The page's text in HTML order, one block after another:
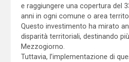
e raggiungere una copertura del
anni in ogni comune o area
Questo investimento ha mirato
disparità territoriali, destinando
Mezzogiorno.
Tuttavia, l’implementazione di